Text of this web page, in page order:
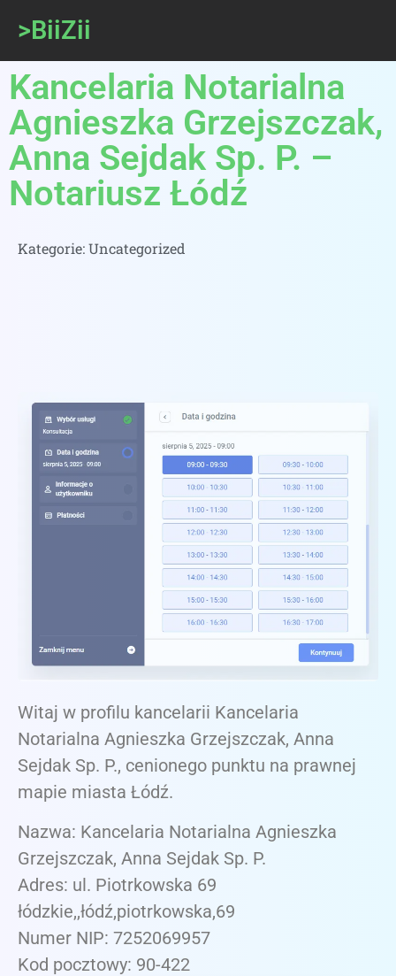
>BiiZii
Kancelaria Notarialna
Agnieszka Grzejszczak,
Anna Sejdak Sp. P. –
Notariusz Łódź
Kategorie:Uncategorized
Witaj w profilu kancelarii Kancelaria
Notarialna Agnieszka Grzejszczak, Anna
Sejdak Sp. P., cenionego punktu na prawnej
mapie miasta Łódź.
Nazwa: Kancelaria Notarialna Agnieszka
Grzejszczak, Anna Sejdak Sp. P.
Adres: ul. Piotrkowska 69
łódzkie,,łódź,piotrkowska,69
Numer NIP: 7252069957
Kod pocztowy: 90-422